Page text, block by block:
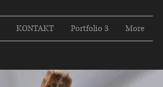
KONTAKT Portfolio 3 More